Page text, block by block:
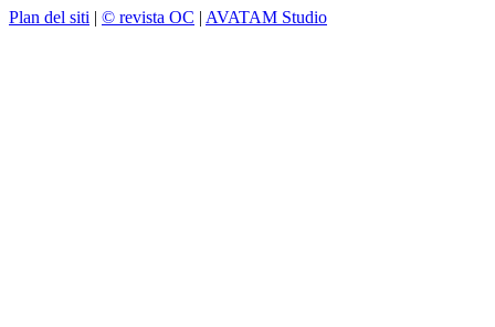
Plan del siti | © revista OC | AVATAM Studio